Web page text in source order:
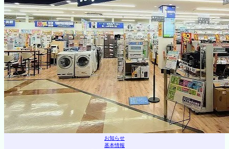
お知らせ
基本情報